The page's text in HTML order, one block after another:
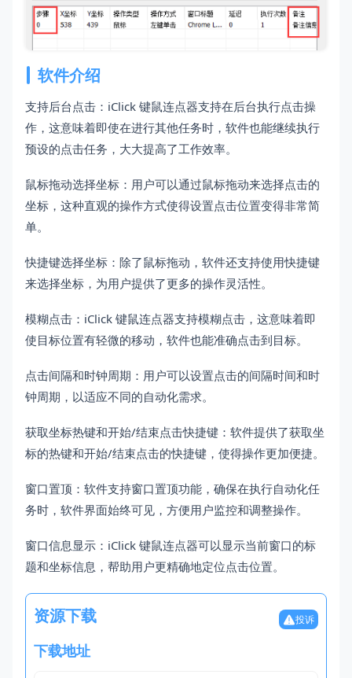
软件介绍
支持后台点击：iClick 键鼠连点器支持在后台执行点击操
作，这意味着即使在进行其他任务时，软件也能继续执行
预设的点击任务，大大提高了工作效率。
鼠标拖动选择坐标：用户可以通过鼠标拖动来选择点击的
坐标，这种直观的操作方式使得设置点击位置变得非常简
单。
快捷键选择坐标：除了鼠标拖动，软件还支持使用快捷键
来选择坐标，为用户提供了更多的操作灵活性。
模糊点击：iClick 键鼠连点器支持模糊点击，这意味着即
使目标位置有轻微的移动，软件也能准确点击到目标。
点击间隔和时钟周期：用户可以设置点击的间隔时间和时
钟周期，以适应不同的自动化需求。
获取坐标热键和开始/结束点击快捷键：软件提供了获取坐
标的热键和开始/结束点击的快捷键，使得操作更加便捷。
窗口置顶：软件支持窗口置顶功能，确保在执行自动化任
务时，软件界面始终可见，方便用户监控和调整操作。
窗口信息显示：iClick 键鼠连点器可以显示当前窗口的标
题和坐标信息，帮助用户更精确地定位点击位置。
资源下载 投诉
下载地址